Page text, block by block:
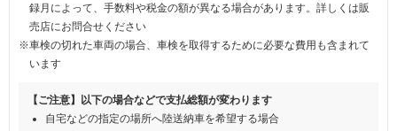
録月によって、手数料や税金の額が異なる場合があります。詳しくは販
売店にお問合せください
※車検の切れた車両の場合、車検を取得するために必要な費用も含まれて
います
【ご注意】以下の場合などで支払総額が変わります
自宅などの指定の場所へ陸送納車を希望する場合